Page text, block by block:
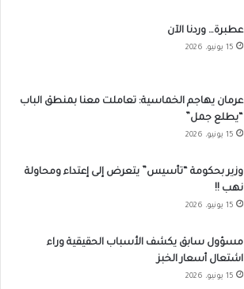
عطبرة… وردنا الآن
15 يونيو، 2026
عرمان يهاجم الخماسية: تعاملت معنا بمنطق الباب
“يطلع جمل”
15 يونيو، 2026
وزير بحكومة “تأسيس” يتعرض إلى إعتداء ومحاولة
نهب !!
15 يونيو، 2026
مسؤول سابق يكشف الأسباب الحقيقية وراء
اشتعال أسعار الخبز
15 يونيو، 2026